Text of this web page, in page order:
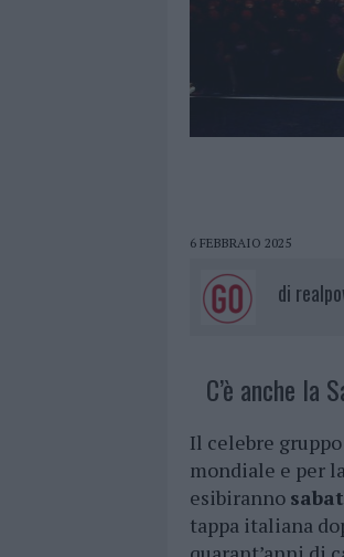
6 FEBBRAIO 2025
di
C’è anche la
Il celebre
mondiale e per
esibiranno
tappa italiana